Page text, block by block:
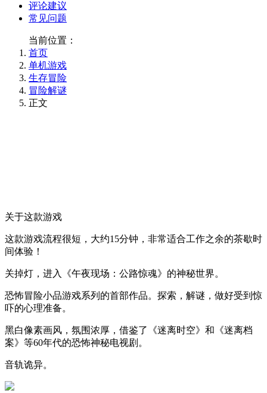
评论建议
常见问题
当前位置：
首页
单机游戏
生存冒险
冒险解谜
正文
关于这款游戏
这款游戏流程很短，大约15分钟，非常适合工作之余的茶歇时
间体验！
关掉灯，进入《午夜现场：公路惊魂》的神秘世界。
恐怖冒险小品游戏系列的首部作品。探索，解谜，做好受到惊
吓的心理准备。
黑白像素画风，氛围浓厚，借鉴了《迷离时空》和《迷离档
案》等60年代的恐怖神秘电视剧。
音轨诡异。